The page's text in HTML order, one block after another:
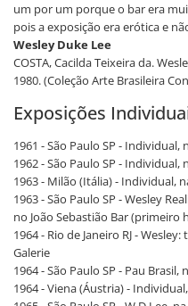
um por um porque o bar era
pois a exposição era erótica e
Wesley Duke Lee
COSTA, Cacilda Teixeira da.
1980. (Coleção Arte Brasileira
Exposições
1961 - São Paulo SP - Individual,
1962 - São Paulo SP - Individual,
1963 - Milão (Itália) - Individual,
1963 - São Paulo SP - Wesley
no João Sebastião Bar (primeiro
1964 - Rio de Janeiro RJ -
Galerie
1964 - São Paulo SP - Pau Brasil,
1964 - Viena (Áustria) -